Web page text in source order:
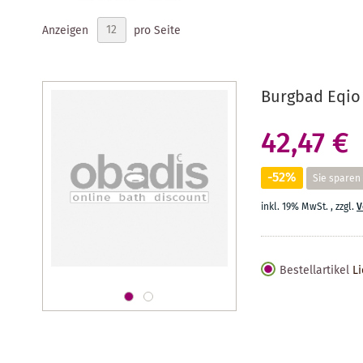
Anzeigen pro Seite
Burgbad
42,47 €
-52%
Sie sparen
inkl. 19% MwSt.,zzgl.
Bestellartikel